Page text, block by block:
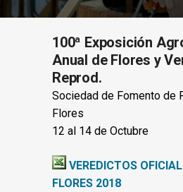
100ª Exposición
Anual de Flores y
Reprod.
Sociedad de Fomento de
Flores
12 al 14 de Octubre
VEREDICTOS
FLORES 2018